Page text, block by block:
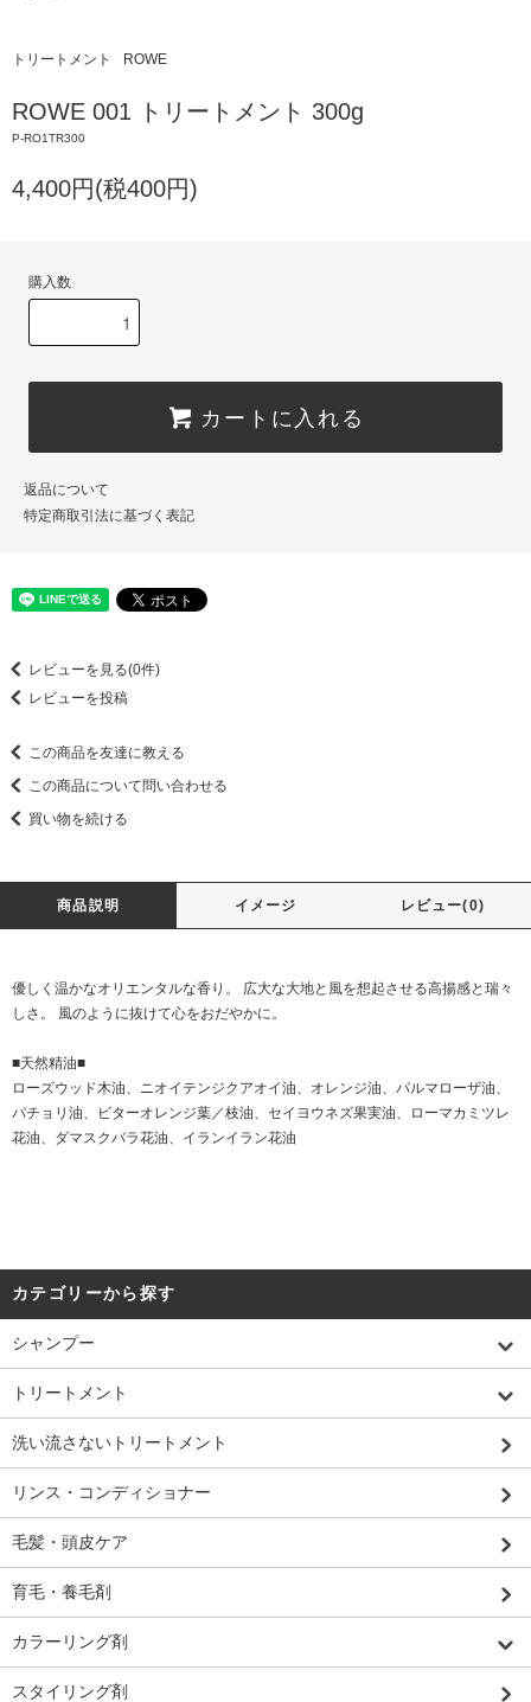
トリートメント ROWE
ROWE 001 トリートメント 300g
P-RO1TR300
4,400円(税400円)
購入数
カートに入れる
返品について
特定商取引法に基づく表記
レビューを見る(0件)
レビューを投稿
この商品を友達に教える
この商品について問い合わせる
買い物を続ける
商品説明 イメージ レビュー(0)
優しく温かなオリエンタルな香り。 広大な大地と風を想起させる高揚感と瑞々
しさ。 風のように抜けて心をおだやかに。
■天然精油■
ローズウッド木油、ニオイテンジクアオイ油、オレンジ油、パルマローザ油、
パチョリ油、ビターオレンジ葉／枝油、セイヨウネズ果実油、ローマカミツレ
花油、ダマスクバラ花油、イランイラン花油
カテゴリーから探す
シャンプー
トリートメント
洗い流さないトリートメント
リンス・コンディショナー
毛髪・頭皮ケア
育毛・養毛剤
カラーリング剤
スタイリング剤